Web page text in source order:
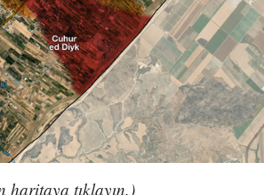
haritaya tıklayın.)